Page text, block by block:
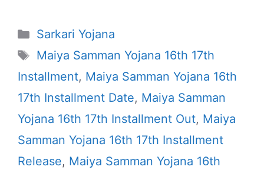
Categories
Sarkari Yojana
Tags
Maiya Samman Yojana 16th 17th
Installment, Maiya Samman Yojana 16th
17th Installment Date, Maiya Samman
Yojana 16th 17th Installment Out, Maiya
Samman Yojana 16th 17th Installment
Release, Maiya Samman Yojana 16th